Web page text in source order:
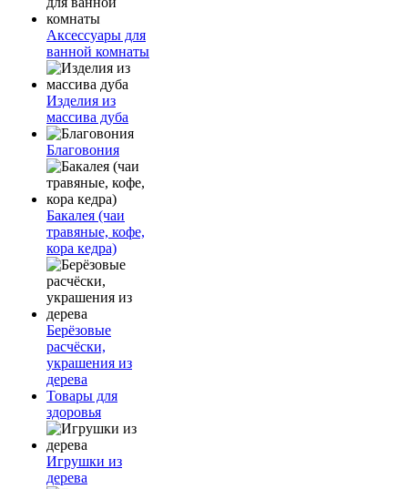
Аксессуары для
ванной комнаты
Изделия из
массива дуба
Благовония
Бакалея (чаи
травяные, кофе,
кора кедра)
Берёзовые
расчёски,
украшения из
дерева
Товары для
здоровья
Игрушки из
дерева